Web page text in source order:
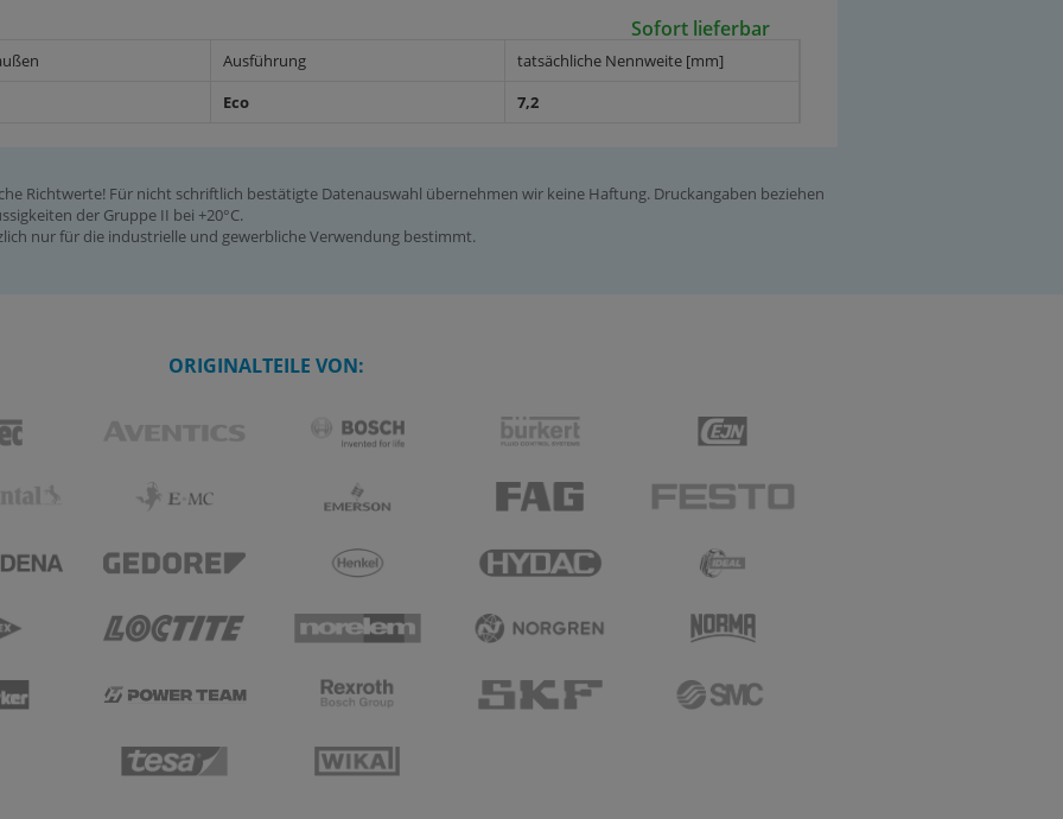
Sofort lieferbar
Ausführung
tatsächliche Nennweite [mm]
Eco 7,2
Richtwerte! Für nicht schriftlich bestätigte Datenauswahl übernehmen wir keine Haftung. Druckangaben beziehen
der Gruppe II bei +20°C.
nur für die industrielle und gewerbliche Verwendung bestimmt.
ORIGINALTEILE VON: